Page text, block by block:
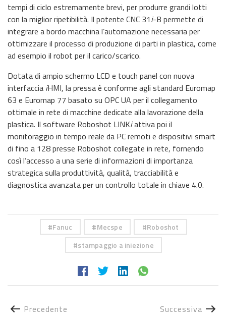
tempi di ciclo estremamente brevi, per produrre grandi lotti
con la miglior ripetibilità. Il potente CNC 31i-B permette di
integrare a bordo macchina l’automazione necessaria per
ottimizzare il processo di produzione di parti in plastica, come
ad esempio il robot per il carico/scarico.
Dotata di ampio schermo LCD e touch panel con nuova
interfaccia iHMI, la pressa è conforme agli standard Euromap
63 e Euromap 77 basato su OPC UA per il collegamento
ottimale in rete di macchine dedicate alla lavorazione della
plastica. Il software Roboshot LINKiattiva poi il
monitoraggio in tempo reale da PC remoti e dispositivi smart
di fino a 128 presse Roboshot collegate in rete, fornendo
così l’accesso a una serie di informazioni di importanza
strategica sulla produttività, qualità, tracciabilità e
diagnostica avanzata per un controllo totale in chiave 4.0.
Fanuc Mecspe
Roboshot
stampaggio a iniezione
Precedente Successiva